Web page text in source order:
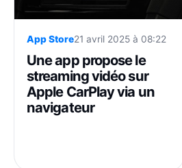
App Store21 avril 2025 à 08:22
Une app propose le
streaming vidéo sur
Apple CarPlay via un
navigateur